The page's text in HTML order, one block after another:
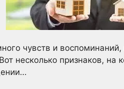
чувств и воспоминаний,
несколько признаков, на